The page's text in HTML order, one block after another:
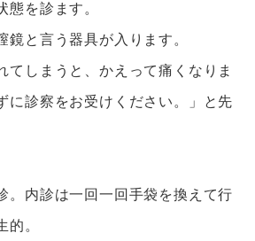
態を診ます。
鏡と言う器具が入ります。
てしまうと、かえって痛くなりま
に診察をお受けください。」と先
。内診は一回一回手袋を換えて行
的。